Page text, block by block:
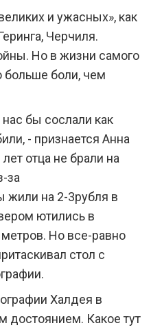
и ужасных», как
Черчиля.
Но в жизни самого
больше боли, чем
бы сослали как
- признается Анна
отца не брали на
за
жили на 2-3рубля в
ютились в
Но все-равно
стол с
Халдея в
достоянием. Какое тут